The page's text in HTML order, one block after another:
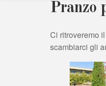
Pranzo
Ci ritroveremo
scambiarci gli